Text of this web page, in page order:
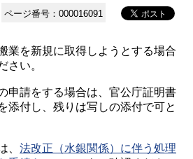
ページ番号：000016091
業を新規に取得しようとする場合
さい。
申請をする場合は、官公庁証明書
添付し、残りは写しの添付で可と
、 法改正（水銀関係）に伴う処理